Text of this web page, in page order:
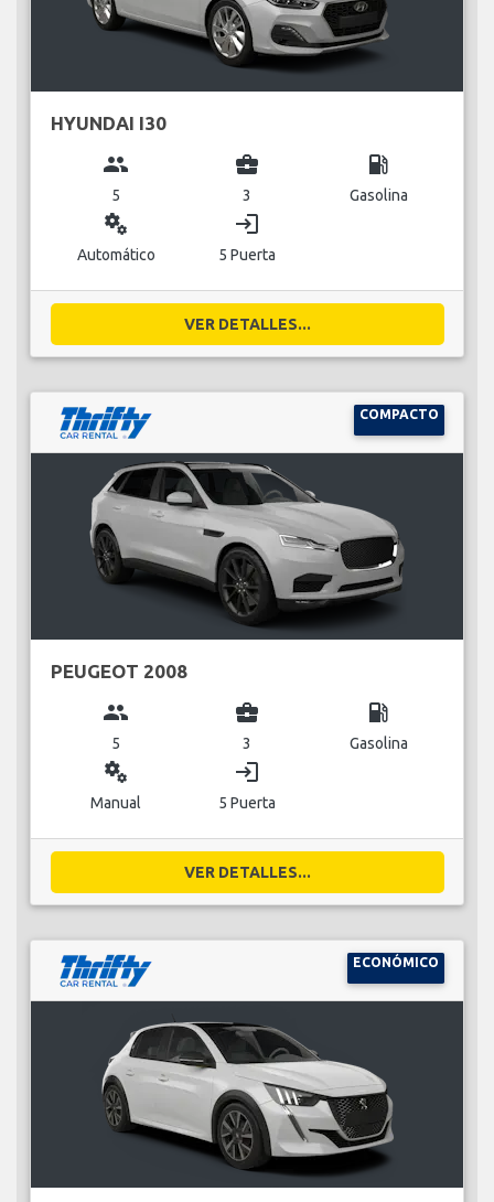
HYUNDAI I30
group
5
business_center
3
local_gas_station
Gasolina
miscellaneous_services
Automático
login
5 Puerta
VER DETALLES...
COMPACTO
PEUGEOT 2008
group
5
business_center
3
local_gas_station
Gasolina
miscellaneous_services
Manual
login
5 Puerta
VER DETALLES...
ECONÓMICO